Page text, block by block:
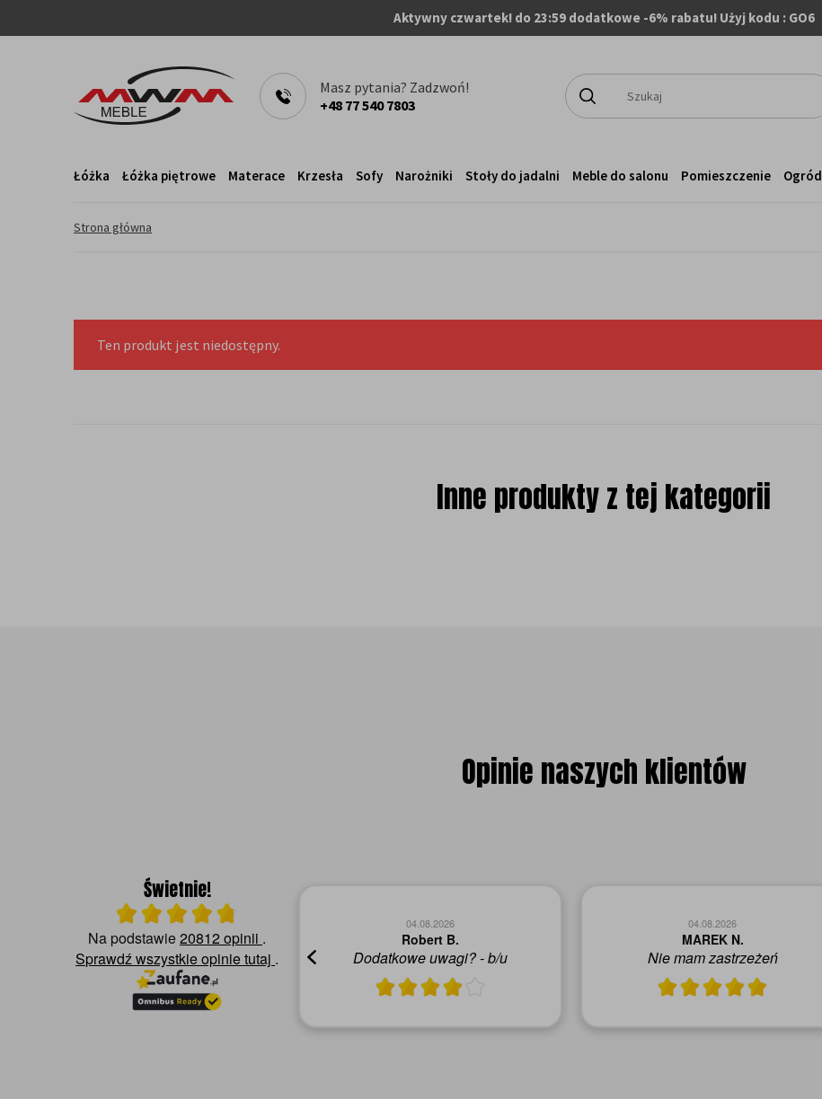
Aktywny czwartek! do 23:59 dodatkowe -6% rabatu! Użyj kodu : GO6
Masz pytania? Zadzwoń!
+48 77 540 7803
Łóżka Łóżka piętrowe Materace Krzesła Sofy Narożniki Stoły do jadalni Meble do salonu Pomieszczenie Ogród
Strona główna
Ten produkt jest niedostępny.
Inne produkty z tej kategorii
Opinie naszych klientów
Świetnie!
Ocena średnia 4.8 na 5
Na podstawie20812 opinii .
Sprawdź wszystkie opinietutaj .
04.08.2026
Polecam,zgodnie z opisem
Alicja C.
04.08.2026
Dodatkowe uwagi? - b/u
Robert B.
04.08.2026
Nie mam zastrzeżeń
MAREK N.